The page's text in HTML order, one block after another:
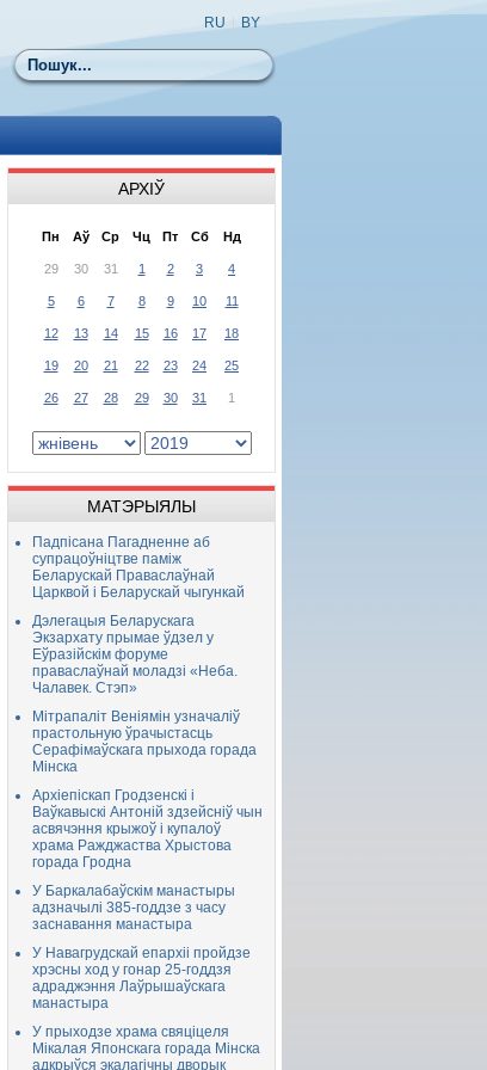
Пошук
RU BY
АРХІЎ
Пн Аў Ср Чц Пт Сб Нд
29 30 31 1 2 3 4
5 6 7 8 9 10 11
12 13 14 15 16 17 18
19 20 21 22 23 24 25
26 27 28 29 30 31 1
МАТЭРЫЯЛЫ
Падпісана Пагадненне аб
супрацоўніцтве паміж
Беларускай Праваслаўнай
Царквой і Беларускай чыгункай
Дэлегацыя Беларускага
Экзархату прымае ўдзел у
Еўразійскім форуме
праваслаўнай моладзі «Неба.
Чалавек. Стэп»
Мітрапаліт Веніямін узначаліў
прастольную ўрачыстасць
Серафімаўскага прыхода горада
Мінска
Архіепіскап Гродзенскі і
Ваўкавыскі Антоній здзейсніў чын
асвячэння крыжоў і купалоў
храма Ражджаства Хрыстова
горада Гродна
У Баркалабаўскім манастыры
адзначылі 385-годдзе з часу
заснавання манастыра
У Навагрудскай епархіі пройдзе
хрэсны ход у гонар 25-годдзя
адраджэння Лаўрышаўскага
манастыра
У прыходзе храма свяціцеля
Мікалая Японскага горада Мінска
адкрыўся экалагічны дворык